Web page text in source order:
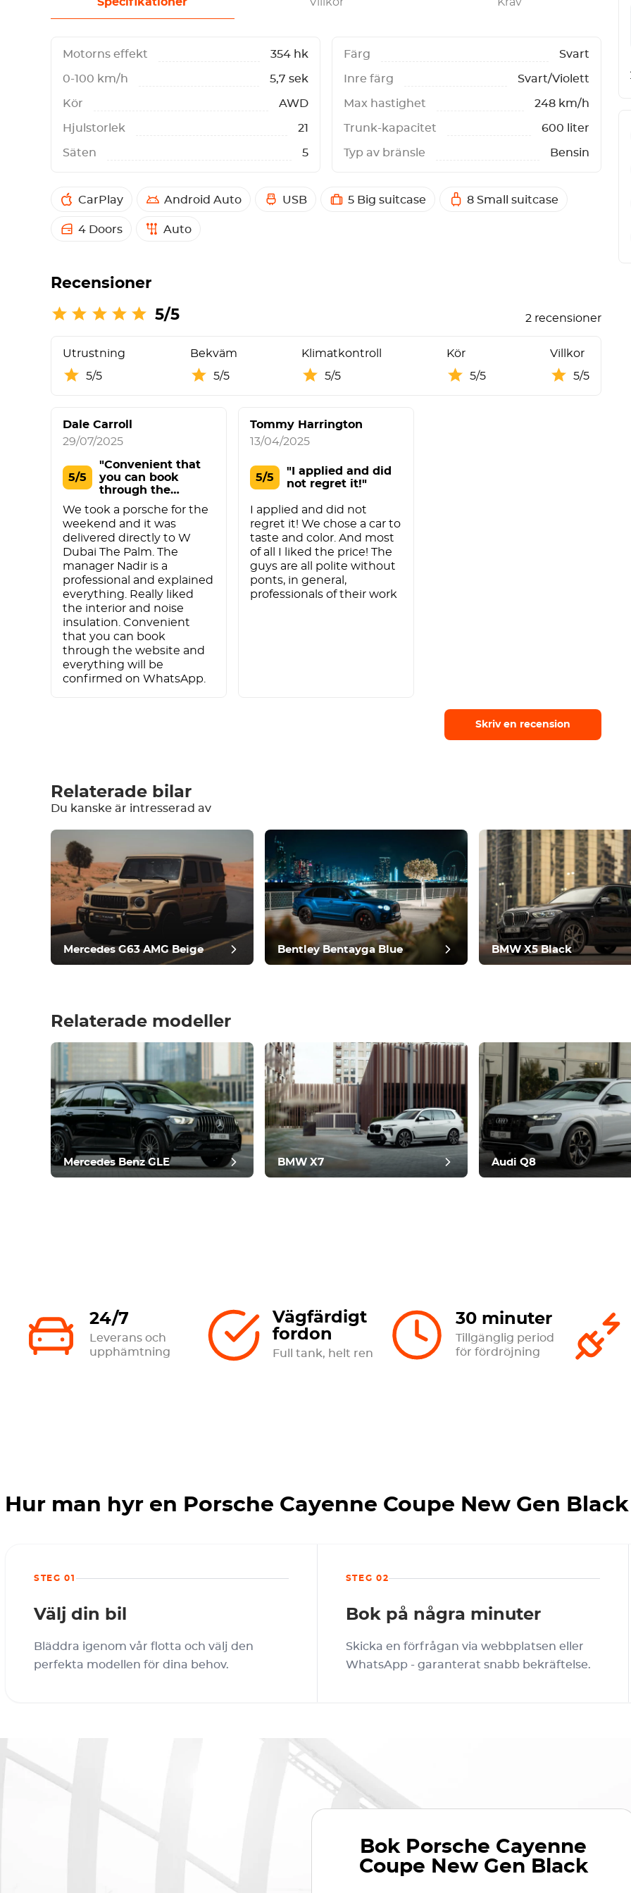
Motorns effekt 354 hk
0-100 km/h 5,7 sek
Kör AWD
Hjulstorlek 21
Säten 5
Färg Svart
Inre färg Svart/Violett
Max hastighet 248 km/h
Trunk-kapacitet 600 liter
Typ av bränsle Bensin
CarPlay Android Auto USB 5 Big suitcase 8 Small suitcase
4 Doors Auto
Recensioner
5/5 2 recensioner
Utrustning
5/5
Bekväm
5/5
Klimatkontroll
5/5
Kör
5/5
Villkor
5/5
Dale Carroll
29/07/2025
5/5
"Convenient that
you can book
through the
website a"
We took a porsche for the
weekend and it was
delivered directly to W
Dubai The Palm. The
manager Nadir is a
professional and explained
everything. Really liked
the interior and noise
insulation. Convenient
that you can book
through the website and
everything will be
confirmed on WhatsApp.
Tommy Harrington
13/04/2025
5/5
"I applied and did
not regret it!"
I applied and did not
regret it! We chose a car to
taste and color. And most
of all I liked the price! The
guys are all polite without
ponts, in general,
professionals of their work
Skriv en recension
Utrustning
Bekväm
Klimatkontroll
Villkor
postgranskning
Relaterade bilar
Du kanske är intresserad av
Mercedes G63 AMG Beige Bentley Bentayga Blue BMW X5 Black
Relaterade modeller
Mercedes Benz GLE BMW X7 Audi Q8
24/7
Leverans och
upphämtning
Vägfärdigt
fordon
Full tank, helt ren
30 minuter
Tillgänglig period
för fördröjning
Hur man hyr en Porsche Cayenne Coupe New Gen
STEG 01
Välj din bil
Bläddra igenom vår flotta och välj den
perfekta modellen för dina behov.
STEG 02
Bok på några minuter
Skicka en förfrågan via webbplatsen eller
WhatsApp - garanterat snabb bekräftelse.
Bok Porsche Cayenne
Coupe New Gen Black